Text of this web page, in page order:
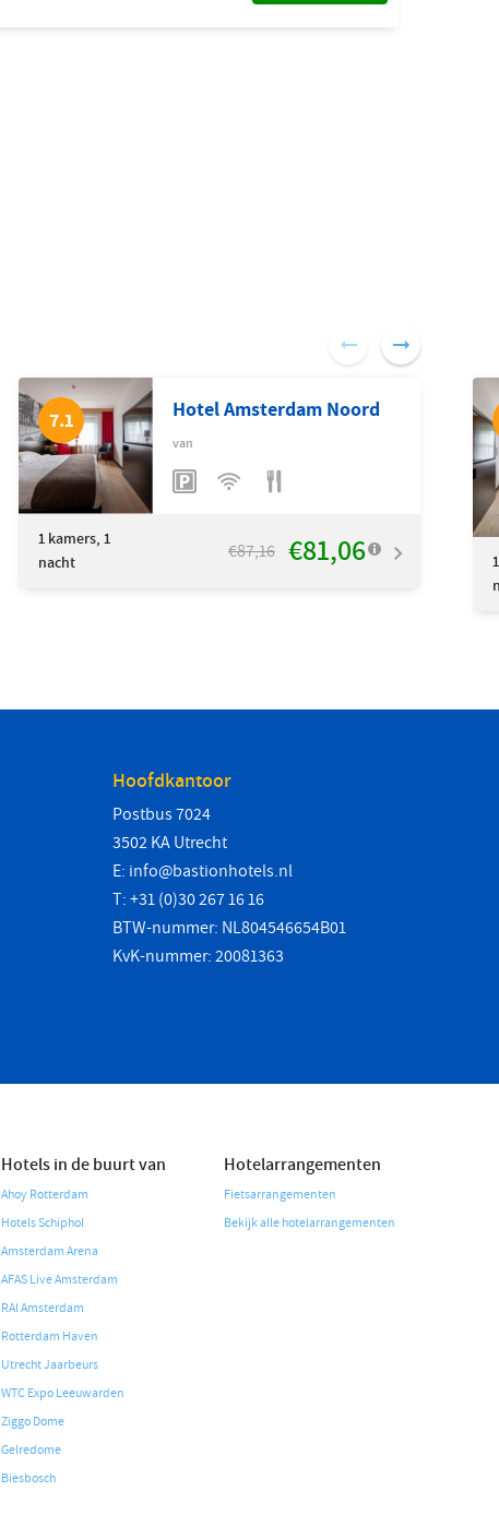
7.1 Hotel Amsterdam Noord
van
1 kamers, 1
nacht
€87,16 €81,06
1
Hoofdkantoor
Postbus 7024
3502 KA Utrecht
E: info@bastionhotels.nl
T: +31 (0)30 267 16 16
BTW-nummer: NL804546654B01
KvK-nummer: 20081363
Hotels in de buurt van
Ahoy Rotterdam
Hotels Schiphol
Amsterdam Arena
AFAS Live Amsterdam
RAI Amsterdam
Rotterdam Haven
Utrecht Jaarbeurs
WTC Expo Leeuwarden
Ziggo Dome
Gelredome
Biesbosch
Hotelarrangementen
Fietsarrangementen
Bekijk alle hotelarrangementen